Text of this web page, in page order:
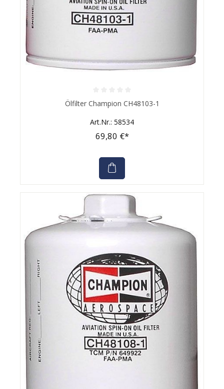
Durchschnittliche Bewertung von 0 von 5 Sternen
Ölfilter Champion CH48103-1
Art.Nr.: 58534
69,80 €*